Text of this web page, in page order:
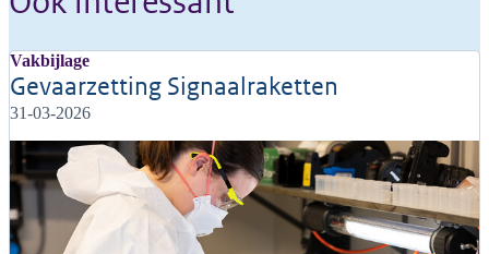
Vakbijlage
Gevaarzetting Signaalraketten
31-03-2026